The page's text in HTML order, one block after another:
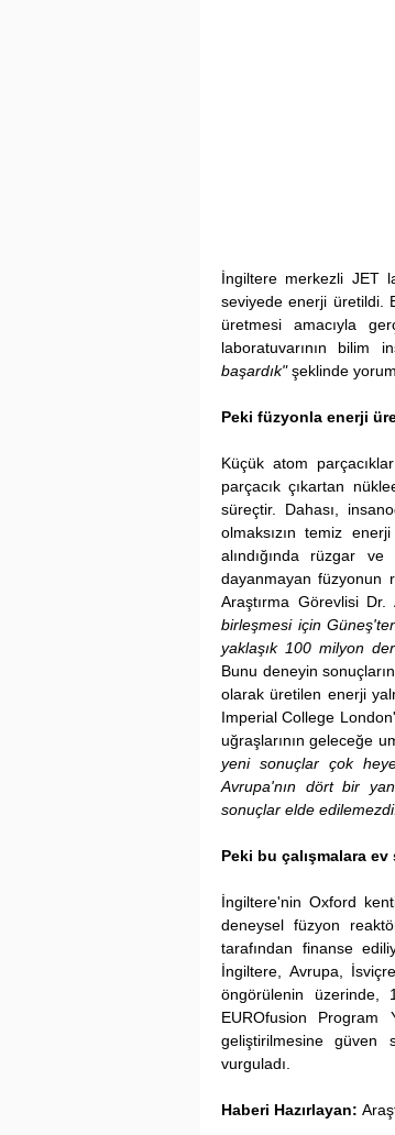
İngiltere merkezli JET
seviyede enerji üretildi.
üretmesi amacıyla
laboratuvarının bilim
başardık" şeklinde
Peki füzyonla enerji
Küçük atom
parçacık çıkartan
süreçtir. Dahası,
olmaksızın temiz
alındığında rüzgar
dayanmayan füzyonun
Araştırma Görevlisi
birleşmesi için
yaklaşık 100 milyon
Bunu deneyin
olarak üretilen enerji
Imperial College
uğraşlarının geleceğe
yeni sonuçlar çok
Avrupa'nın dört bir
sonuçlar elde
Peki bu çalışmalara
İngiltere'nin Oxford
deneysel füzyon
tarafından finanse
İngiltere, Avrupa,
öngörülenin
EUROfusion Program
geliştirilmesine güven
vurguladı.
Haberi Hazırlayan: